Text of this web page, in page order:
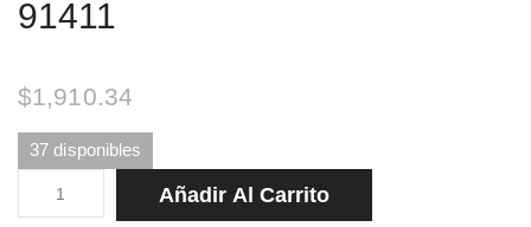
91411
$1,910.34
37 disponibles
ROLLO
PAPEL
Añadir Al Carrito